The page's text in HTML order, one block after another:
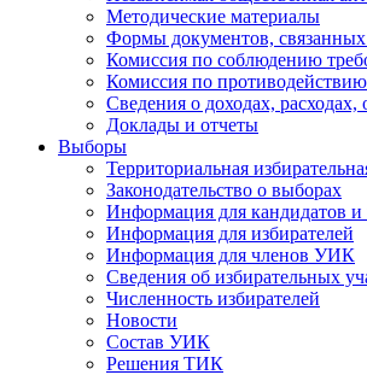
Методические материалы
Формы документов,
Комиссия по соблюдению
Комиссия по
Сведения о доходах, расходах,
Доклады и отчеты
Выборы
Территориальная
Законодательство о выборах
Информация для кандидатов
Информация для избирателей
Информация для членов УИК
Сведения об избирательных
Численность избирателей
Новости
Состав УИК
Решения ТИК